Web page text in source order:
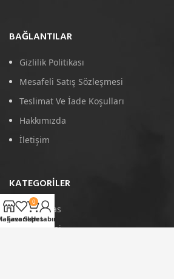
BAĞLANTILAR
Gizlilik Politikası
Mesafeli Satış Sözleşmesi
Teslimat Ve İade Koşulları
Hakkımızda
İletişim
KATEGORILER
4D Paspas
Port Bagaj
Favoriler
0
Sepet
Hesabım